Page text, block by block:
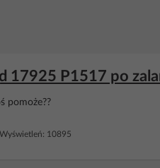
17925 P1517 po
pomoże??
10895